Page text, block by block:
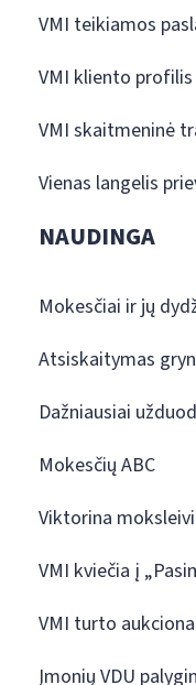
VMI teikiamos
VMI kliento profilis
VMI skaitmeninė
Vienas langelis
NAUDINGA
Mokesčiai ir jų
Atsiskaitymas
Dažniausiai
Mokesčių ABC
Viktorina
VMI kviečia į
VMI turto
Įmonių VDU